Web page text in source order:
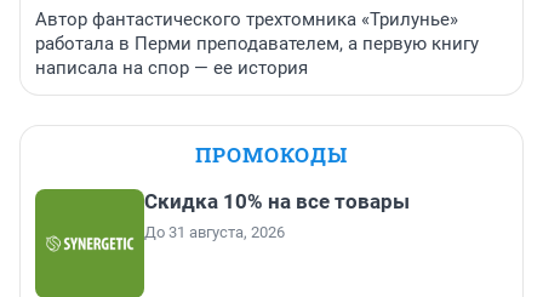
Автор фантастического трехтомника «Трилунье»
работала в Перми преподавателем, а первую книгу
написала на спор — ее история
ПРОМОКОДЫ
Скидка 10% на все товары
До 31 августа, 2026